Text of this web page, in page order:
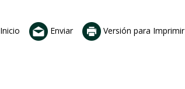
Inicio Enviar Versión para Imprimir